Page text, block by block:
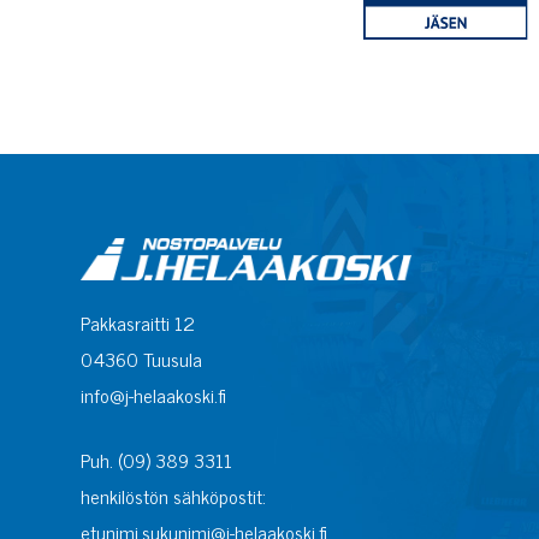
Pakkasraitti 12
04360 Tuusula
info@j-helaakoski.fi
Puh. (09) 389 3311
henkilöstön sähköpostit:
etunimi.sukunimi@j-helaakoski.fi